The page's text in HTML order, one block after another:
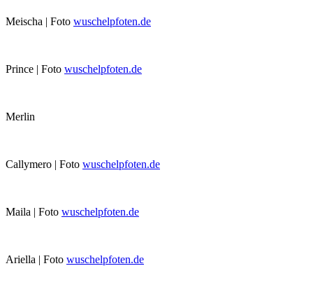
Meischa | Foto wuschelpfoten.de
Prince | Foto wuschelpfoten.de
Merlin
Callymero | Foto wuschelpfoten.de
Maila | Foto wuschelpfoten.de
Ariella | Foto wuschelpfoten.de